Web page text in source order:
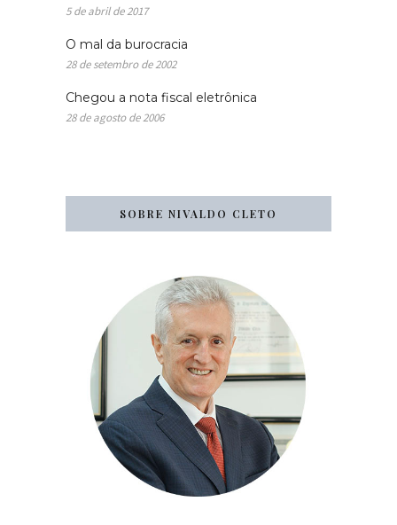
5 de abril de 2017
O mal da burocracia
28 de setembro de 2002
Chegou a nota fiscal eletrônica
28 de agosto de 2006
SOBRE NIVALDO CLETO